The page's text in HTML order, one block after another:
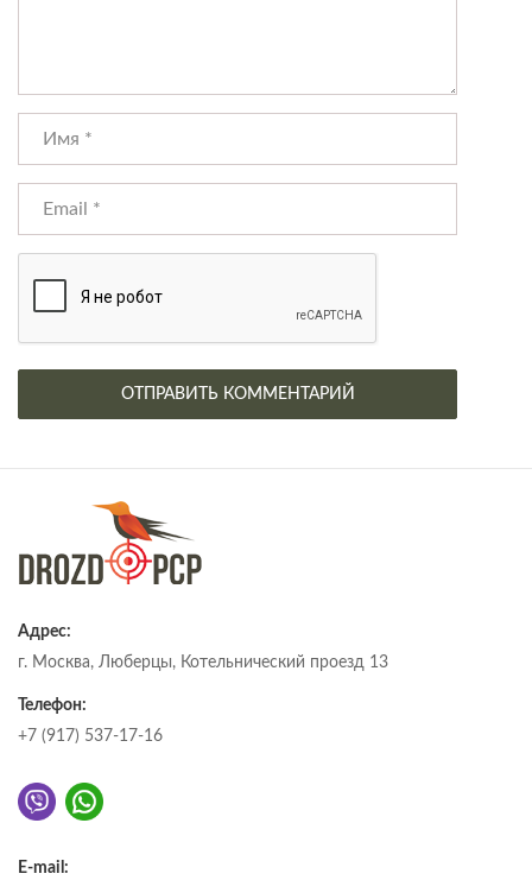
Адрес:
г. Москва, Люберцы, Котельнический проезд 13
Телефон:
+7 (917) 537-17-16
E-mail: